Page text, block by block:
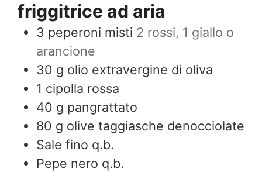
friggitrice ad aria
3 peperoni misti 2 rossi, 1 giallo o
arancione
30 g olio extravergine di oliva
1 cipolla rossa
40 g pangrattato
80 g olive taggiasche denocciolate
Sale fino q.b.
Pepe nero q.b.